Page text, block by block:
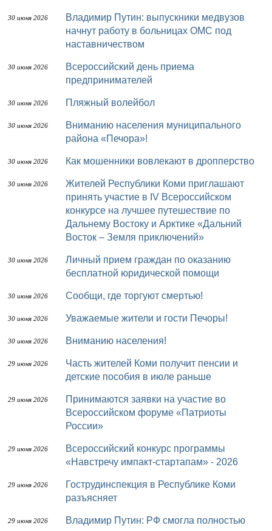
30 июня 2026
Владимир Путин: выпускники медвузов
начнут работу в больницах ОМС под
наставничеством
30 июня 2026
Всероссийский день приема
предпринимателей
30 июня 2026 Пляжный волейбол
30 июня 2026
Вниманию населения муниципального
района «Печора»!
30 июня 2026 Как мошенники вовлекают в дропперство
30 июня 2026
Жителей Республики Коми приглашают
принять участие в IV Всероссийском
конкурсе на лучшее путешествие по
Дальнему Востоку и Арктике «Дальний
Восток – Земля приключений»
30 июня 2026
Личный прием граждан по оказанию
бесплатной юридической помощи
30 июня 2026 Сообщи, где торгуют смертью!
30 июня 2026 Уважаемые жители и гости Печоры!
30 июня 2026 Вниманию населения!
29 июня 2026
Часть жителей Коми получит пенсии и
детские пособия в июле раньше
29 июня 2026
Принимаются заявки на участие во
Всероссийском форуме «Патриоты
России»
29 июня 2026
Всероссийский конкурс программы
«Навстречу импакт-стартапам» - 2026
29 июня 2026
Гострудинспекция в Республике Коми
разъясняет
29 июня 2026
Владимир Путин: РФ смогла полностью